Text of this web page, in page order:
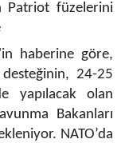
Patriot füzelerini
haberine göre,
24-25
yapılacak olan
Bakanları
NATO’da